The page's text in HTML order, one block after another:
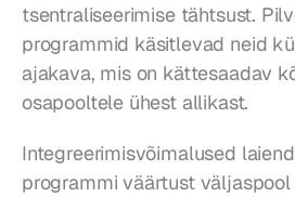
tsentraliseerimise tähtsust.
programmid käsitlevad neid
ajakava, mis on kättesaadav
osapooltele ühest allikast.
Integreerimisvõimalused
programmi väärtust